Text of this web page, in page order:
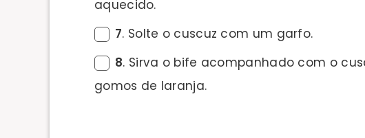
aquecido.
7. Solte o cuscuz com um garfo.
8. Sirva o bife acompanhado com o
gomos de laranja.